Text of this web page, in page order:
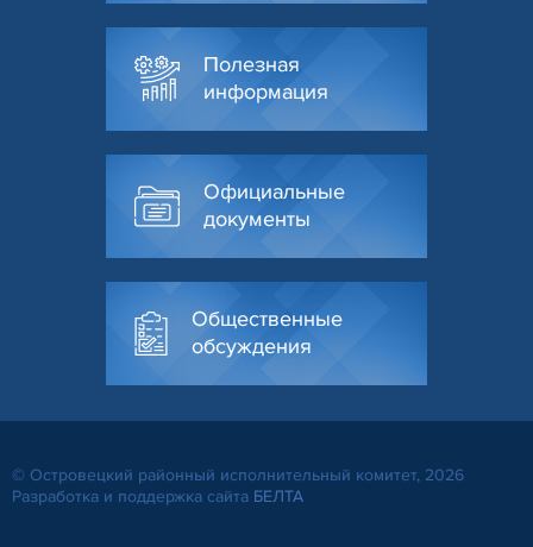
Полезная
информация
Официальные
документы
Общественные
обсуждения
© Островецкий районный исполнительный комитет, 2026
Разработка и поддержка сайта БЕЛТА